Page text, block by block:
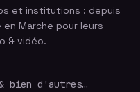
et institutions : depuis
Marche pour leurs
& vidéo.
bien d'autres…